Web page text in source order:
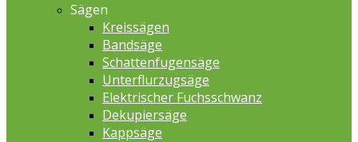
Sägen
Kreissägen
Bandsäge
Schattenfugensäge
Unterflurzugsäge
Elektrischer Fuchsschwanz
Dekupiersäge
Kappsäge